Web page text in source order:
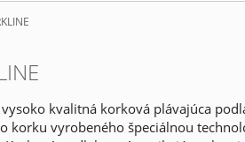
kvalitná korková plávajúca
korku vyrobeného špeciálnou